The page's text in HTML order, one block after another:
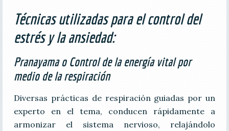
Técnicas utilizadas para el control del
estrés y la ansiedad:
Pranayama o Control de la energía vital por
medio de la respiración
Diversas prácticas de respiración guiadas por un
experto en el tema, conducen rápidamente a
armonizar el sistema nervioso, relajándolo